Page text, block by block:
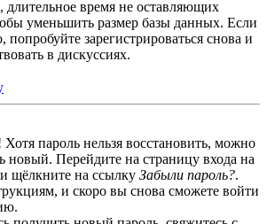
длительное время не оставляющих
уменьшить размер базы данных. Если
попробуйте зарегистрироваться снова и
в дискуссиях.
пароль нельзя восстановить, можно
новый. Перейдите на страницу входа на
щёлкните на ссылку Забыли пароль?.
и скоро вы снова сможете войти